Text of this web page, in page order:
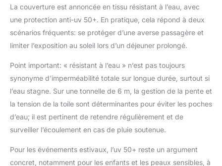
protection UV 50+,
cette tonnelle vous
protège efficacement
du soleil, assurant
tous vos convives.
𝗖𝗢𝗠𝗣𝗟𝗘̀𝗧𝗘 𝗗𝗨 𝗦𝗘𝗧 –
Ce pack inclut une
tonnelle couleur bleu
de 3x6 m avec son toit
pré-monté, 6 parois
latérales (4 avec
fenêtres, 2 avec
La couverture est annoncée en tissu résistant à l’eau, avec
une protection anti-uv 50+. En pratique, cela répond à deux
scénarios fréquents: se protéger d’une averse passagère et
limiter l’exposition au soleil lors d’un déjeuner prolongé.
Point important: « résistant à l’eau » n’est pas toujours
synonyme d’imperméabilité totale sur longue durée, surtout si
l’eau stagne. Sur une tonnelle de 6 m, la gestion de la pente et
la tension de la toile sont déterminantes pour éviter les poches
d’eau; il est pertinent de retendre régulièrement et de
surveiller l’écoulement en cas de pluie soutenue.
Pour les événements estivaux, l’uv 50+ reste un argument
concret, notamment pour les enfants et les peaux sensibles, à